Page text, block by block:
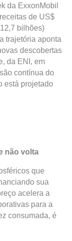
da ExxonMobil
de US$
bilhões)
trajetória aponta
descobertas
da ENI, em
contínua do
está projetado
não volta
que
sua
acelera a
para a
consumada, é